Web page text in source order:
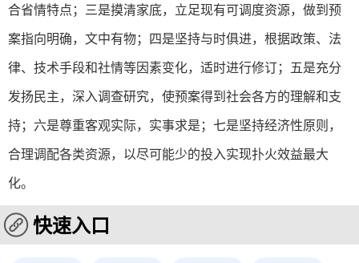
合省情特点；三是摸清家底，立足现有可调度资源，做到预
案指向明确，文中有物；四是坚持与时俱进，根据政策、法
律、技术手段和社情等因素变化，适时进行修订；五是充分
发扬民主，深入调查研究，使预案得到社会各方的理解和支
持；六是尊重客观实际，实事求是；七是坚持经济性原则，
合理调配各类资源，以尽可能少的投入实现扑火效益最大
化。
快速入口